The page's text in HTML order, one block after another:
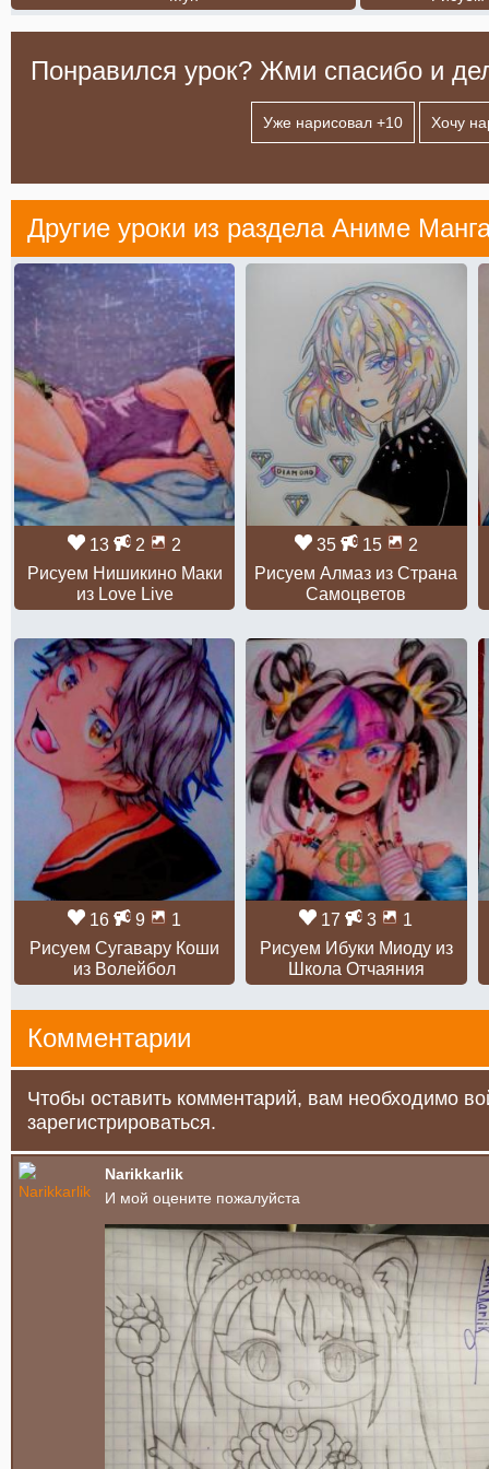
Понравился урок? Жми спасибо и
Уже нарисовал +10 Хочу
Другие уроки из раздела Аниме
13 2
2
Рисуем Нишикино Маки
из Love Live
35 15
2
Рисуем Алмаз из Страна
Самоцветов
16 9
1
Рисуем Сугавару Коши
из Волейбол
17 3
1
Рисуем Ибуки Миоду из
Школа Отчаяния
Комментарии
Чтобы оставить комментарий, вам необходимо
зарегистрироваться.
Narikkarlik
И мой оцените пожалуйста